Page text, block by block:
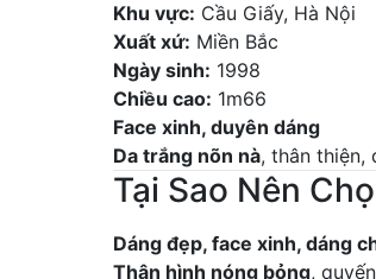
Khu vực: Cầu Giấy, Hà Nội
Xuất xứ: Miền Bắc
Ngày sinh: 1998
Chiều cao: 1m66
Face xinh, duyên dáng
Da trắng nõn nà, thân thiện,
Tại Sao Nên
Dáng đẹp, face xinh, dáng
Thân hình nóng bỏng,